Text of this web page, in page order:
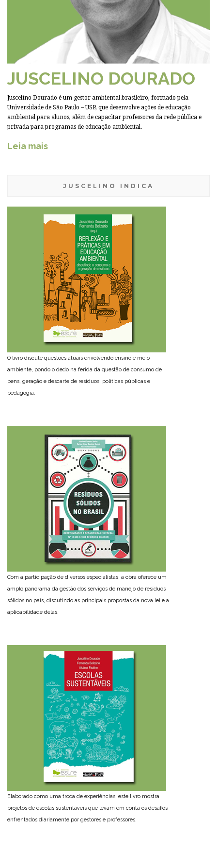
JUSCELINO DOURADO
Juscelino Dourado é um gestor ambiental brasileiro, formado pela
Universidade de São Paulo – USP, que desenvolve ações de educação
ambiental para alunos, além de capacitar professores da rede pública e
privada para programas de educação ambiental.
Leia mais
JUSCELINO INDICA
O livro discute questões atuais envolvendo ensino e meio
ambiente, pondo o dedo na ferida da questão de consumo de
bens, geração e descarte de resíduos, políticas públicas e
pedagogia.
Com a participação de diversos especialistas, a obra oferece um
amplo panorama da gestão dos serviços de manejo de resíduos
sólidos no país, discutindo as principais propostas da nova lei e a
aplicabilidade delas.
Elaborado como uma troca de experiências, este livro mostra
projetos de escolas sustentáveis que levam em conta os desafios
enfrentados diariamente por gestores e professores.